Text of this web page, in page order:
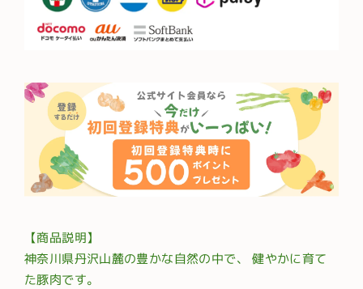
【商品説明】
神奈川県丹沢山麓の豊かな自然の中で、 健やかに育て
た豚肉です。